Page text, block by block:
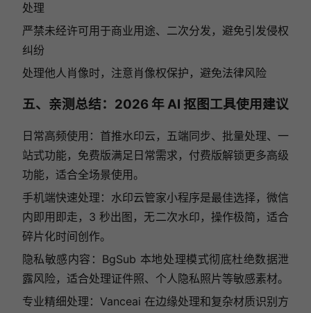
处理
严禁未经许可用于商业用途、二次分发，避免引发侵权
纠纷
处理他人肖像时，注意肖像权保护，避免法律风险
五、亲测总结：2026 年 AI 抠图工具使用建议
日常高频使用：首推水印云，五端同步、批量处理、一
站式功能，免费版满足日常需求，付费版解锁更多高级
功能，适合全场景使用。
手机端快速处理：水印云管家小程序是最佳选择，微信
内即用即走，3 秒出图，无二次水印，操作极简，适合
碎片化时间创作。
隐私敏感内容：BgSub 本地处理模式彻底杜绝数据泄
露风险，适合处理证件照、个人隐私照片等敏感素材。
专业精细处理：Vanceai 在边缘处理和复杂材质识别方